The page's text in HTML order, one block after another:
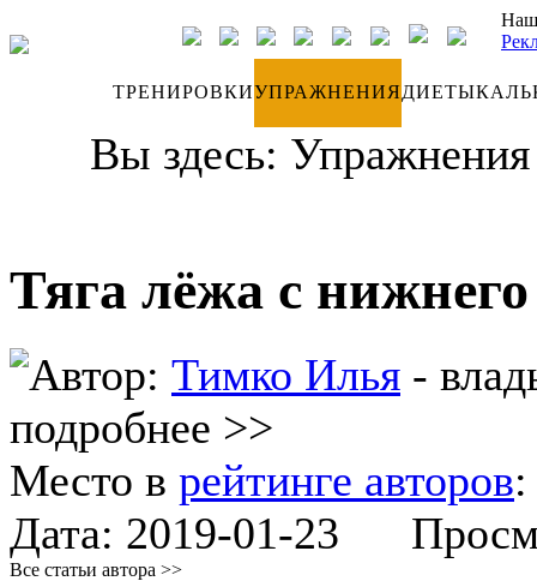
ТРЕНИРОВКИУПРАЖНЕНИЯДИЕТЫ
Вы здесь: Упражнения
Тяга лёжа с
Автор: Тимко Илья -
подробнее >>
Место в рейтинге авторов
Дата: 2019-01-23
Все статьи автора >>